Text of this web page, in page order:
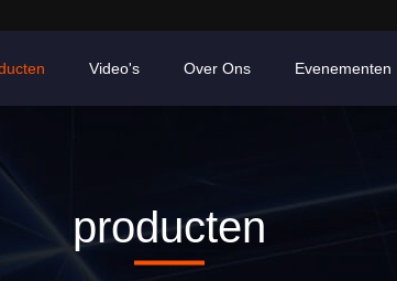
Video's Over Ons Evenementen
producten